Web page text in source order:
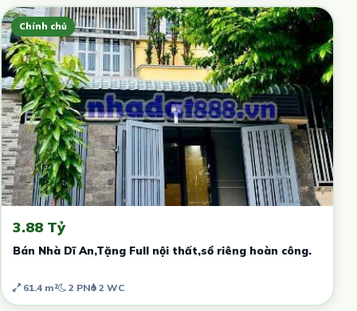
Chính chủ
3.88 Tỷ
Bán Nhà Dĩ An,Tặng Full nội thất,sổ riêng hoàn công.
61.4 m² 2 PN 2 WC